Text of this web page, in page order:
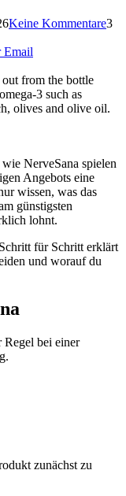
Keine Kommentare3
Email
from the bottle
3 such as
olives and olive oil.
NerveSana spielen
Angebots eine
wissen, was das
günstigsten
lohnt.
für Schritt erklärt
und worauf du
Regel bei einer
zunächst zu